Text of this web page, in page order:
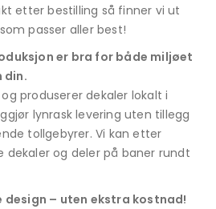
etter bestilling så finner vi ut
passer aller best!
er bra for både miljøet
din.
produserer dekaler lokalt i
lynrask levering uten tillegg
tollgebyrer. Vi kan etter
dekaler og deler på baner rundt
design – uten ekstra kostnad!